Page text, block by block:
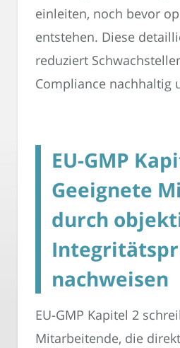
einleiten, noch bevor
entstehen. Diese
reduziert
Compliance nachhaltig
EU-GMP
Geeignete
durch
nachweisen
EU-GMP Kapitel 2
Mitarbeitende, die